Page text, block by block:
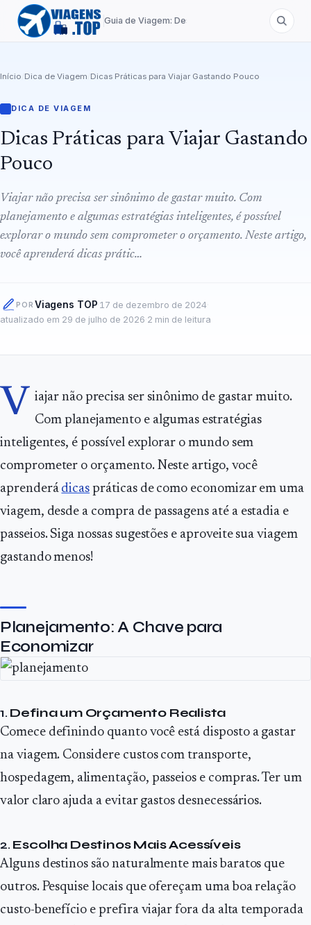
Guia de Viagem: Destinos de A a Z
Início Dica de Viagem Dicas Práticas para Viajar Gastando Pouco
DICA DE VIAGEM
Dicas Práticas para Viajar Gastando
Pouco
Viajar não precisa ser sinônimo de gastar muito. Com
planejamento e algumas estratégias inteligentes, é possível
explorar o mundo sem comprometer o orçamento. Neste artigo,
você aprenderá dicas prátic…
POR Viagens TOP 17 de dezembro de 2024
atualizado em 29 de julho de 2026 2 min de leitura
V
iajar não precisa ser sinônimo de gastar muito.
Com planejamento e algumas estratégias
inteligentes, é possível explorar o mundo sem
comprometer o orçamento. Neste artigo, você
aprenderá dicas práticas de como economizar em uma
viagem, desde a compra de passagens até a estadia e
passeios. Siga nossas sugestões e aproveite sua viagem
gastando menos!
Planejamento: A Chave para
Economizar
1. Defina um Orçamento Realista
Comece definindo quanto você está disposto a gastar
na viagem. Considere custos com transporte,
hospedagem, alimentação, passeios e compras. Ter um
valor claro ajuda a evitar gastos desnecessários.
2. Escolha Destinos Mais Acessíveis
Alguns destinos são naturalmente mais baratos que
outros. Pesquise locais que ofereçam uma boa relação
custo-benefício e prefira viajar fora da alta temporada